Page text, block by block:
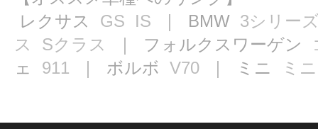
レクサス GS IS ｜ BMW 3シリー
ス
Sクラス ｜ フォルクスワーゲン
ェ 911 ｜ ボルボ V70 ｜ ミニ ミニ